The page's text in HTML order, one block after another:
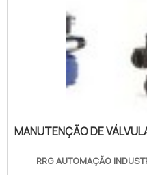
tubulações, fabricadas
aço inox, carbono ou
em diferentes
gaveta e globo,
eficiente e operação
hidráulicos, pneumáticos
MANUTENÇÃO DE
RRG AUTOMAÇÃO